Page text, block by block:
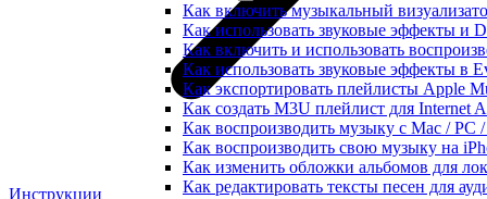
Как включить музыкальный
Как использовать звуковые эффекты и
Как включить и использовать
Как использовать звуковые эффекты в
Как экспортировать плейлисты Apple
Как создать M3U плейлист для Internet
Как воспроизводить музыку с Mac /
Как воспроизводить свою музыку на
Как изменить обложки альбомов для
Как редактировать тексты песен для
Инструкции